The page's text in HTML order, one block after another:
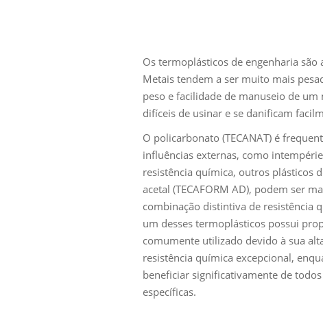
Os termoplásticos de engenharia
Metais tendem a ser muito mais
peso e facilidade de manuseio de
difíceis de usinar e se danificam
O policarbonato (TECANAT) é
influências externas, como
resistência química, outros plásticos
acetal (TECAFORM AD), podem ser
combinação distintiva de resistência
um desses termoplásticos possui
comumente utilizado devido à sua
resistência química excepcional,
beneficiar significativamente de
específicas.